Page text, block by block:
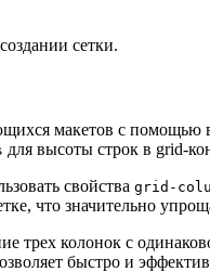
сетки.
макетов с помощью
для высоты строк в grid-
свойства grid-
что значительно
колонок с
быстро и